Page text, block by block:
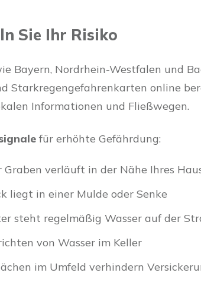
Sie Ihr Risiko
Bayern, Nordrhein-Westfalen und
Starkregengefahrenkarten online
Informationen und Fließwegen.
für erhöhte Gefährdung:
Graben verläuft in der Nähe Ihres
liegt in einer Mulde oder Senke
steht regelmäßig Wasser auf der
von Wasser im Keller
im Umfeld verhindern